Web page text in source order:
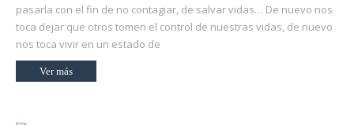
pasarla con el fin de no contagiar, de salvar vidas… De nuevo nos
toca dejar que otros tomen el control de nuestras vidas, de nuevo
nos toca vivir en un estado de
Ver más